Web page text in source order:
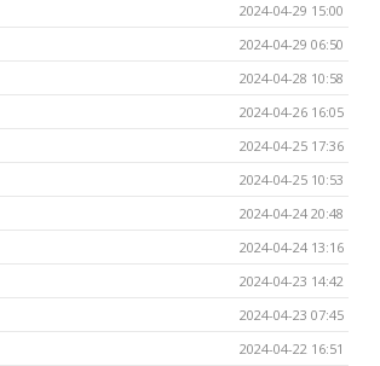
2024-04-29 15:00
2024-04-29 06:50
2024-04-28 10:58
2024-04-26 16:05
2024-04-25 17:36
2024-04-25 10:53
2024-04-24 20:48
2024-04-24 13:16
2024-04-23 14:42
2024-04-23 07:45
2024-04-22 16:51